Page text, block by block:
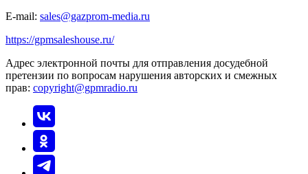
E-mail: sales@gazprom-media.ru
https://gpmsaleshouse.ru/
Адрес электронной почты для отправления досудебной
претензии по вопросам нарушения авторских и смежных
прав: copyright@gpmradio.ru